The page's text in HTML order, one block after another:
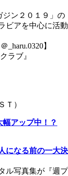
ジン２０１９」の
ビアを中心に活動
_haru.0320】
ラブ』
Ｔ）
アップ中！？
になる前の一大決
ル写真集が『週プ